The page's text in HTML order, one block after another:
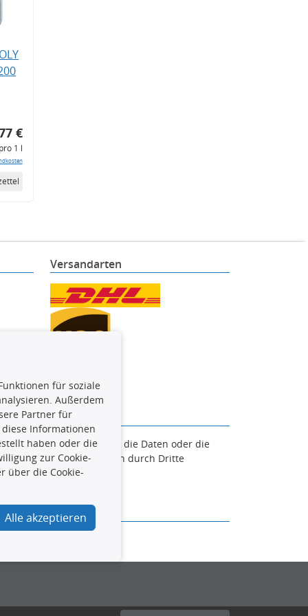
€
1 l
Versandarten
Es ist zu unterlassen, die Daten oder die
oder diese Handlungen durch Dritte
verfolgt.
für soziale
Außerdem
Partner für
Informationen
haben oder die
zur Cookie-
über die Cookie-
Alle akzeptieren